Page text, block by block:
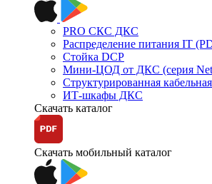
PRO СКС ДКС
Распределение питания IT
Стойка DCP
Мини-ЦОД от ДКС (серия
Структурированная
ИТ-шкафы ДКС
Скачать каталог
Скачать мобильный каталог